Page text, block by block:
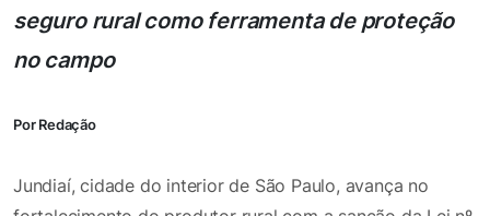
seguro rural como ferramenta de proteção
no campo
Por Redação
Jundiaí, cidade do interior de São Paulo, avança no